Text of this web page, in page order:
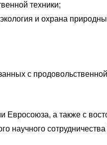
техники;
и охрана
с
Евросоюза, а также с